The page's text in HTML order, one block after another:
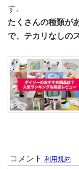
す。
たくさんの種類が
で、テカリなしの